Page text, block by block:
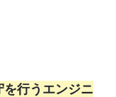
行うエンジニ